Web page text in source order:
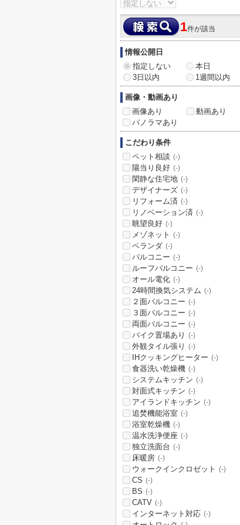
1件が該当
情報公開日
指定しない
本日
3日以内
1週間以内
画像・動画あり
画像あり
動画あり
パノラマあり
こだわり条件
ペット相談 (-)
陽当り良好 (-)
閑静な住宅地 (-)
デザイナーズ (-)
リフォーム済 (-)
リノベーション済 (-)
眺望良好 (-)
メゾネット (-)
ベランダ (-)
バルコニー (-)
ルーフバルコニー (-)
オール電化 (-)
24時間換気システム (-)
２面バルコニー (-)
３面バルコニー (-)
両面バルコニー (-)
バイク置場あり (-)
外観タイル張り (-)
IHクッキングヒーター (-)
食器洗い乾燥機 (-)
システムキッチン (-)
対面式キッチン (-)
アイランドキッチン (-)
追焚機能浴室 (-)
浴室乾燥機 (-)
温水洗浄便座 (-)
独立洗面台 (-)
床暖房 (-)
ウォークインクロゼット (-)
CS (-)
BS (-)
CATV (-)
インターネット対応 (-)